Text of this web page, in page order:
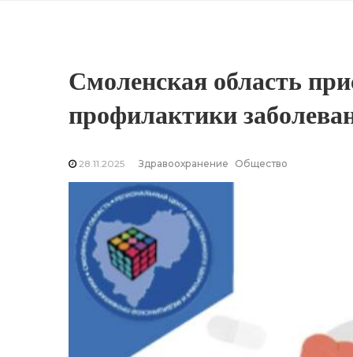
Смоленская область
профилактики
28.11.2025 Здравоохранение Общество